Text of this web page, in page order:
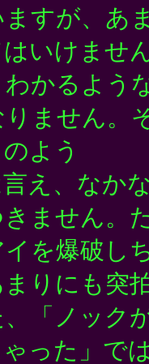
すが、あ
いけませ
かるよう
ません。
よう
え、なか
ません。
を爆破し
りにも突
「ノック
った」で